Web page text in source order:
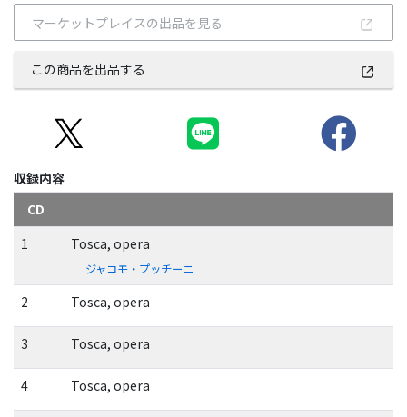
マーケットプレイスの出品を見る
この商品を出品する
収録内容
CD
1
Tosca, opera
ジャコモ・プッチーニ
2 Tosca, opera
3 Tosca, opera
4 Tosca, opera